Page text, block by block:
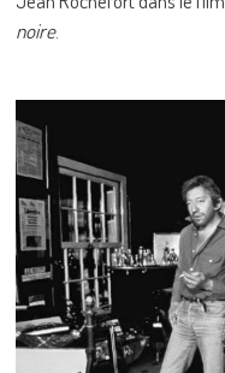
noire.